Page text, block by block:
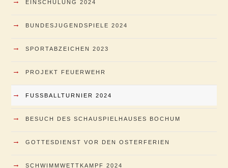
EINSCHULUNG 2024
→ BUNDESJUGENDSPIELE 2024
→ SPORTABZEICHEN 2023
→ PROJEKT FEUERWEHR
→ FUSSBALLTURNIER 2024
→ BESUCH DES SCHAUSPIELHAUSES BOCHUM
→ GOTTESDIENST VOR DEN OSTERFERIEN
→ SCHWIMMWETTKAMPF 2024